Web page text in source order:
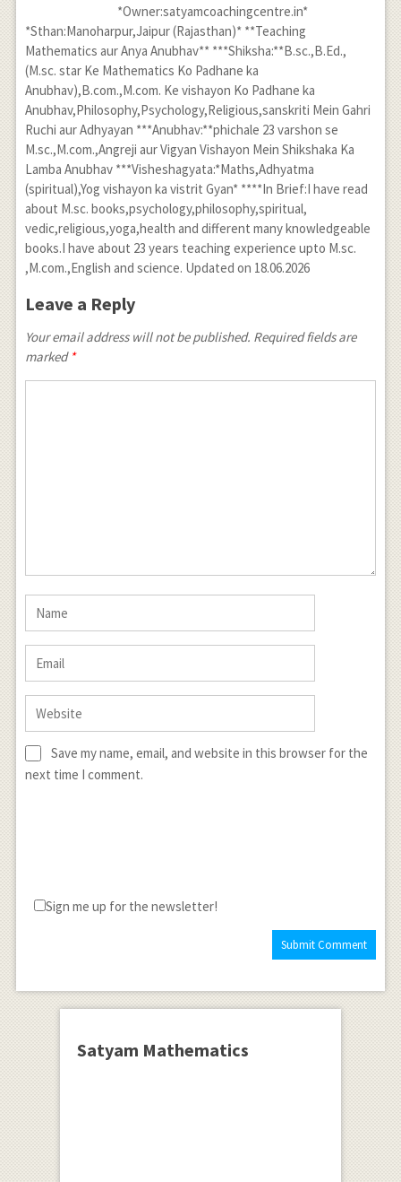
*Owner:satyamcoachingcentre.in*
*Sthan:Manoharpur,Jaipur (Rajasthan)* **Teaching
Mathematics aur Anya Anubhav** ***Shiksha:**B.sc.,B.Ed.,
(M.sc. star Ke Mathematics Ko Padhane ka
Anubhav),B.com.,M.com. Ke vishayon Ko Padhane ka
Anubhav,Philosophy,Psychology,Religious,sanskriti Mein Gahri
Ruchi aur Adhyayan ***Anubhav:**phichale 23 varshon se
M.sc.,M.com.,Angreji aur Vigyan Vishayon Mein Shikshaka Ka
Lamba Anubhav ***Visheshagyata:*Maths,Adhyatma
(spiritual),Yog vishayon ka vistrit Gyan* ****In Brief:I have read
about M.sc. books,psychology,philosophy,spiritual,
vedic,religious,yoga,health and different many knowledgeable
books.I have about 23 years teaching experience upto M.sc.
,M.com.,English and science. Updated on 18.06.2026
Leave a Reply
Your email address will not be published. Required fields are
marked *
Save my name, email, and website in this browser for the
next time I comment.
Sign me up for the newsletter!
Satyam Mathematics